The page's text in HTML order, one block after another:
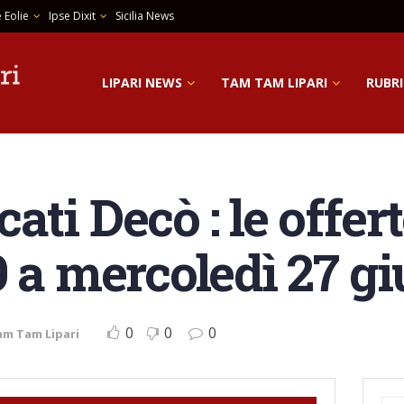
Eolie Ipse Dixit Sicilia News
LIPARI NEWS TAM TAM LIPARI
Decò : le
a mercoledì 27
Tam Lipari 0 0 0